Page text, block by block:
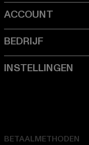
BETAALMETHODEN